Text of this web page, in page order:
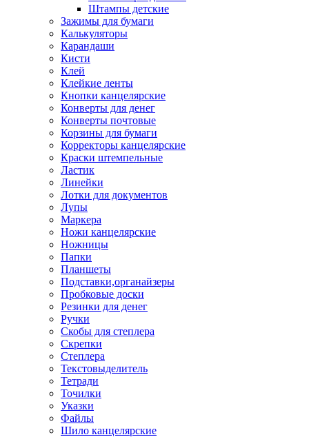
Штампы детские
Зажимы для бумаги
Калькуляторы
Карандаши
Кисти
Клей
Клейкие ленты
Кнопки канцелярские
Конверты для денег
Конверты почтовые
Корзины для бумаги
Корректоры канцелярские
Краски штемпельные
Ластик
Линейки
Лотки для документов
Лупы
Маркера
Ножи канцелярские
Ножницы
Папки
Планшеты
Подставки,органайзеры
Пробковые доски
Резинки для денег
Ручки
Скобы для степлера
Скрепки
Степлера
Текстовыделитель
Тетради
Точилки
Указки
Файлы
Шило канцелярские